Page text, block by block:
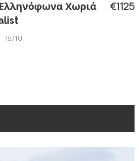
Ελληνόφωνα Χωριά
€1125
18/10